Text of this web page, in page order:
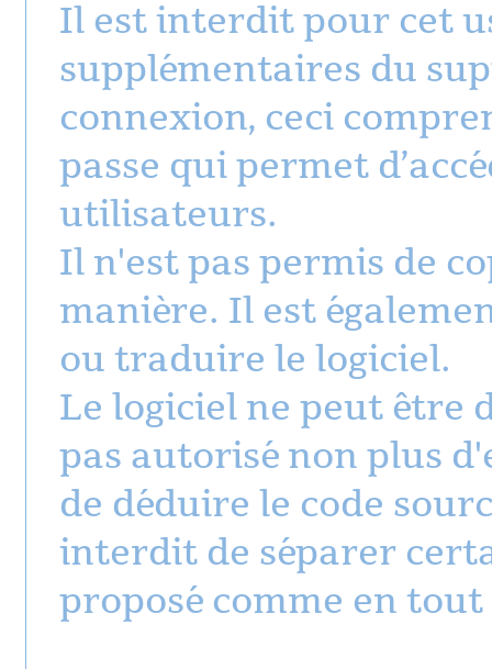
Il est interdit pour cet
supplémentaires du
connexion, ceci
passe qui permet
utilisateurs.
Il n'est pas permis de
manière. Il est
ou traduire le logiciel.
Le logiciel ne peut être
pas autorisé non plus
de déduire le code
interdit de séparer
proposé comme en